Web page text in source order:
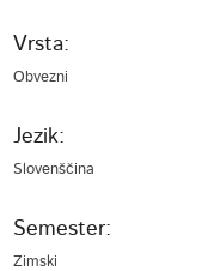
Vrsta:
Obvezni
Jezik:
Slovenščina
Semester:
Zimski